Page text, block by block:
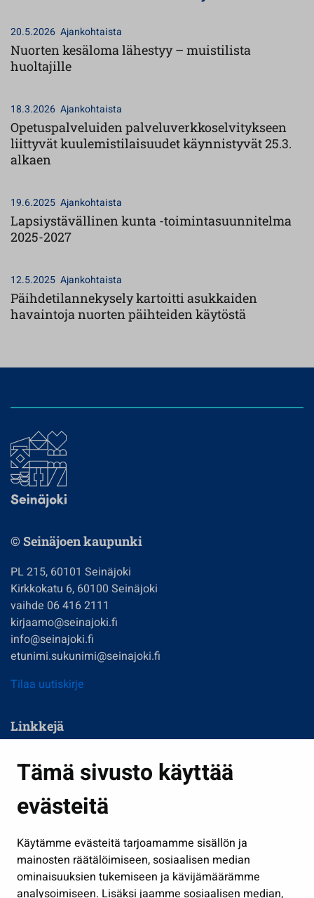
Tämä sivusto käyttää
evästeitä
Käytämme evästeitä tarjoamamme sisällön ja
mainosten räätälöimiseen, sosiaalisen median
ominaisuuksien tukemiseen ja kävijämäärämme
analysoimiseen. Lisäksi jaamme sosiaalisen median,
20.5.2026 Ajankohtaista
Nuorten kesäloma lähestyy – muistilista
huoltajille
18.3.2026 Ajankohtaista
Opetuspalveluiden palveluverkkoselvitykseen
liittyvät kuulemistilaisuudet käynnistyvät 25.3.
alkaen
19.6.2025 Ajankohtaista
Lapsiystävällinen kunta -toimintasuunnitelma
2025-2027
12.5.2025 Ajankohtaista
Päihdetilannekysely kartoitti asukkaiden
havaintoja nuorten päihteiden käytöstä
© Seinäjoen kaupunki
PL 215, 60101 Seinäjoki
Kirkkokatu 6, 60100 Seinäjoki
vaihde 06 416 2111
kirjaamo@seinajoki.fi
info@seinajoki.fi
etunimi.sukunimi@seinajoki.fi
Tilaa uutiskirje
Linkkejä
Kasvatus ja opetus
Kulttuuri ja liikunta
Työ ja yrittäminen
Osallistu ja asioi